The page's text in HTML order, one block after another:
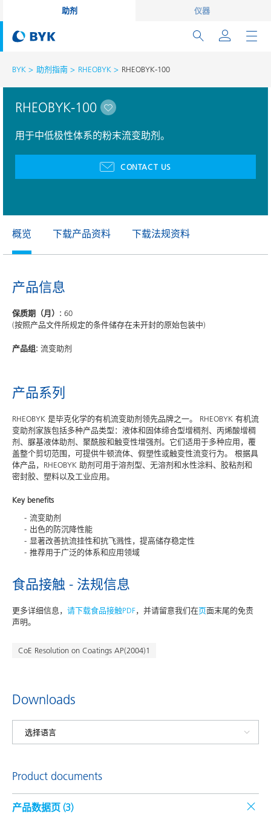
助剂 仪器
BYK 助剂指南 RHEOBYK RHEOBYK-100
RHEOBYK-100
用于中低极性体系的粉末流变助剂。
CONTACT US
概览 下载产品资料 下载法规资料
产品信息
保质期（月）: 60
(按照产品文件所规定的条件储存在未开封的原始包装中)
产品组: 流变助剂
产品系列
RHEOBYK 是毕克化学的有机流变助剂领先品牌之一。 RHEOBYK 有机流
变助剂家族包括多种产品类型：液体和固体缔合型增稠剂、丙烯酸增稠
剂、脲基液体助剂、聚酰胺和触变性增强剂。它们适用于多种应用，覆
盖整个剪切范围，可提供牛顿流体、假塑性或触变性流变行为。 根据具
体产品，RHEOBYK 助剂可用于溶剂型、无溶剂和水性涂料、胶粘剂和
密封胶、塑料以及工业应用。
Key benefits
流变助剂
出色的防沉降性能
显著改善抗流挂性和抗飞溅性，提高储存稳定性
推荐用于广泛的体系和应用领域
食品接触 - 法规信息
更多详细信息， 请下载食品接触PDF，并请留意我们在页面末尾的免责
声明。
CoE Resolution on Coatings AP(2004)1
Downloads
Product documents
产品数据页 (3)